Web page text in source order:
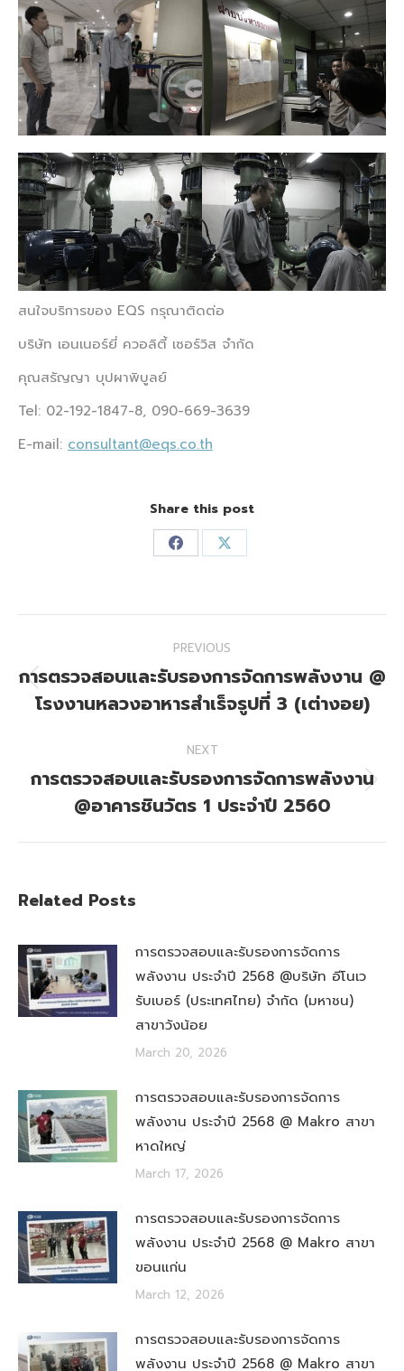
สนใจบริการของ EQS กรุณาติดต่อ
บริษัท เอนเนอร์ยี่ ควอลิตี้ เซอร์วิส จำกัด
คุณสรัญญา บุปผาพิบูลย์
Tel: 02-192-1847-8, 090-669-3639
E-mail: consultant@eqs.co.th
Share this post
Share
Facebook
Share
X
navigation
PREVIOUS
Previous
post:
การตรวจสอบและรับรองการจัดการพลังงาน @
โรงงานหลวงอาหารสำเร็จรูปที่ 3 (เต่างอย)
NEXT
Next
post:
การตรวจสอบและรับรองการจัดการพลังงาน
@อาคารชินวัตร 1 ประจำปี 2560
Related Posts
การตรวจสอบและรับรองการจัดการ
พลังงาน ประจำปี 2568 @บริษัท อีโนเว
รับเบอร์ (ประเทศไทย) จำกัด (มหาชน)
สาขาวังน้อย
March 20, 2026
การตรวจสอบและรับรองการจัดการ
พลังงาน ประจำปี 2568 @ Makro สาขา
หาดใหญ่
March 17, 2026
การตรวจสอบและรับรองการจัดการ
พลังงาน ประจำปี 2568 @ Makro สาขา
ขอนแก่น
March 12, 2026
การตรวจสอบและรับรองการจัดการ
พลังงาน ประจำปี 2568 @ Makro สาขา